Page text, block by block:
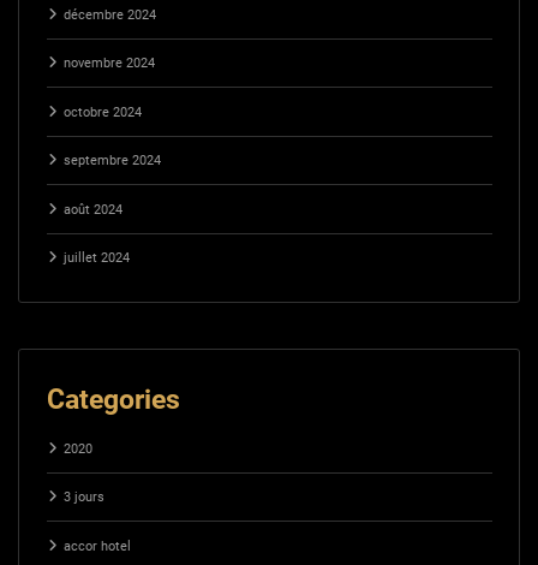
décembre 2024
novembre 2024
octobre 2024
septembre 2024
août 2024
juillet 2024
Categories
2020
3 jours
accor hotel